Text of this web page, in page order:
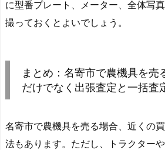
に型番プレート、メーター、全体写
撮っておくとよいでしょう。
まとめ：名寄市で農機具を売
だけでなく出張査定と一括査
名寄市で農機具を売る場合、近くの
法もあります。ただし、トラクター